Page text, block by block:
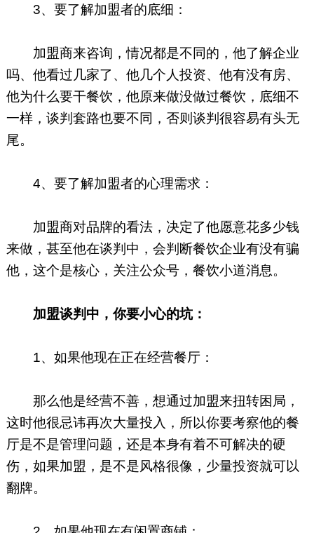
3、要了解加盟者的底细：
加盟商来咨询，情况都是不同的，他了解企业
吗、他看过几家了、他几个人投资、他有没有房、
他为什么要干餐饮，他原来做没做过餐饮，底细不
一样，谈判套路也要不同，否则谈判很容易有头无
尾。
4、要了解加盟者的心理需求：
加盟商对品牌的看法，决定了他愿意花多少钱
来做，甚至他在谈判中，会判断餐饮企业有没有骗
他，这个是核心，关注公众号，餐饮小道消息。
加盟谈判中，你要小心的坑：
1、如果他现在正在经营餐厅：
那么他是经营不善，想通过加盟来扭转困局，
这时他很忌讳再次大量投入，所以你要考察他的餐
厅是不是管理问题，还是本身有着不可解决的硬
伤，如果加盟，是不是风格很像，少量投资就可以
翻牌。